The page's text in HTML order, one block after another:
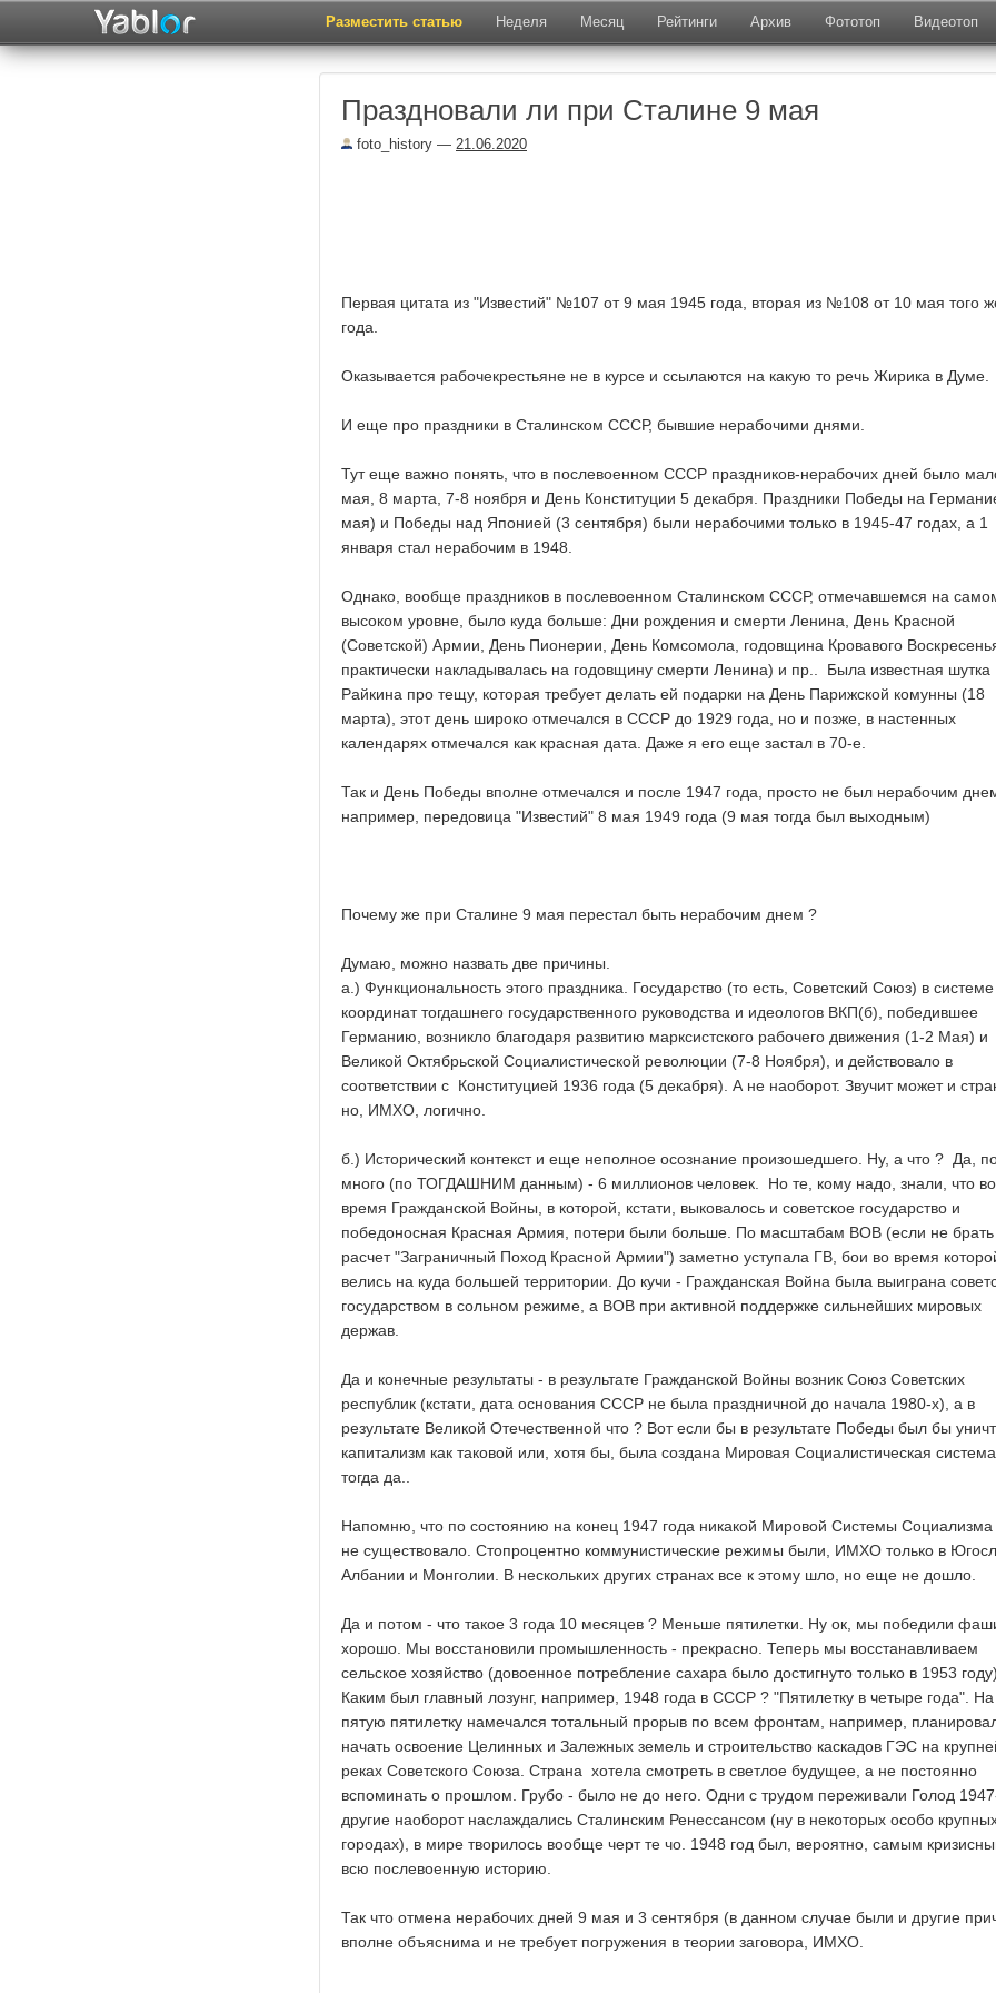
Разместить статью Неделя Месяц Рейтинги Архив Фототоп Видеотоп
Праздновали ли при Сталине 9 мая
foto_history — 21.06.2020
Первая цитата из "Известий" №107 от 9 мая 1945 года, вторая из №108 от 10 мая того
года.
Оказывается рабочекрестьяне не в курсе и ссылаются на какую то речь Жирика в Думе.
И еще про праздники в Сталинском СССР, бывшие нерабочими днями.
Тут еще важно понять, что в послевоенном СССР праздников-нерабочих дней было
мая, 8 марта, 7-8 ноября и День Конституции 5 декабря. Праздники Победы на
мая) и Победы над Японией (3 сентября) были нерабочими только в 1945-47 годах, а 1
января стал нерабочим в 1948.
Однако, вообще праздников в послевоенном Сталинском СССР, отмечавшемся на
высоком уровне, было куда больше: Дни рождения и смерти Ленина, День Красной
(Советской) Армии, День Пионерии, День Комсомола, годовщина Кровавого
практически накладывалась на годовщину смерти Ленина) и пр.. Была известная шутка
Райкина про тещу, которая требует делать ей подарки на День Парижской комунны (18
марта), этот день широко отмечался в СССР до 1929 года, но и позже, в настенных
календарях отмечался как красная дата. Даже я его еще застал в 70-е.
Так и День Победы вполне отмечался и после 1947 года, просто не был нерабочим
например, передовица "Известий" 8 мая 1949 года (9 мая тогда был выходным)
Почему же при Сталине 9 мая перестал быть нерабочим днем ?
Думаю, можно назвать две причины.
а.) Функциональность этого праздника. Государство (то есть, Советский Союз) в системе
координат тогдашнего государственного руководства и идеологов ВКП(б), победившее
Германию, возникло благодаря развитию марксистского рабочего движения (1-2 Мая) и
Великой Октябрьской Социалистической революции (7-8 Ноября), и действовало в
соответствии с Конституцией 1936 года (5 декабря). А не наоборот. Звучит может и
но, ИМХО, логично.
б.) Исторический контекст и еще неполное осознание произошедшего. Ну, а что ? Да,
много (по ТОГДАШНИМ данным) - 6 миллионов человек. Но те, кому надо, знали, что во
время Гражданской Войны, в которой, кстати, выковалось и советское государство и
победоносная Красная Армия, потери были больше. По масштабам ВОВ (если не брать
расчет "Заграничный Поход Красной Армии") заметно уступала ГВ, бои во время
велись на куда большей территории. До кучи - Гражданская Война была выиграна
государством в сольном режиме, а ВОВ при активной поддержке сильнейших мировых
держав.
Да и конечные результаты - в результате Гражданской Войны возник Союз Советских
республик (кстати, дата основания СССР не была праздничной до начала 1980-х), а в
результате Великой Отечественной что ? Вот если бы в результате Победы был бы
капитализм как таковой или, хотя бы, была создана Мировая Социалистическая система,
тогда да..
Напомню, что по состоянию на конец 1947 года никакой Мировой Системы
не существовало. Стопроцентно коммунистические режимы были, ИМХО только в
Албании и Монголии. В нескольких других странах все к этому шло, но еще не дошло.
Да и потом - что такое 3 года 10 месяцев ? Меньше пятилетки. Ну ок, мы победили
хорошо. Мы восстановили промышленность - прекрасно. Теперь мы восстанавливаем
сельское хозяйство (довоенное потребление сахара было достигнуто только в 1953 году).
Каким был главный лозунг, например, 1948 года в СССР ? "Пятилетку в четыре года". На
пятую пятилетку намечался тотальный прорыв по всем фронтам, например,
начать освоение Целинных и Залежных земель и строительство каскадов ГЭС на
реках Советского Союза. Страна хотела смотреть в светлое будущее, а не постоянно
вспоминать о прошлом. Грубо - было не до него. Одни с трудом переживали Голод
другие наоборот наслаждались Сталинским Ренессансом (ну в некоторых особо
городах), в мире творилось вообще черт те чо. 1948 год был, вероятно, самым
всю послевоенную историю.
Так что отмена нерабочих дней 9 мая и 3 сентября (в данном случае были и другие
вполне объяснима и не требует погружения в теории заговора, ИМХО.